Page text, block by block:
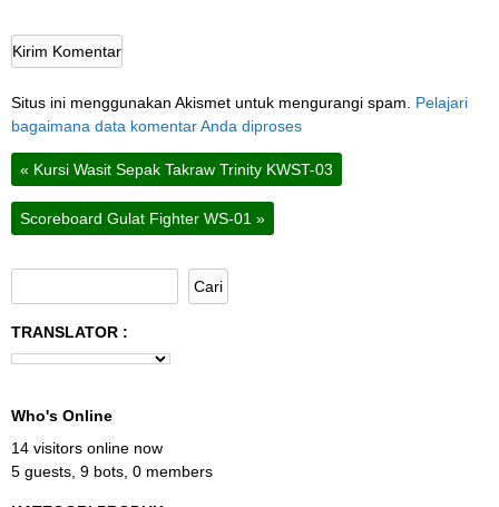
Situs ini menggunakan Akismet untuk mengurangi spam. Pelajari
bagaimana data komentar Anda diproses
« Kursi Wasit Sepak Takraw Trinity KWST-03
Scoreboard Gulat Fighter WS-01 »
TRANSLATOR :
Who's Online
14 visitors online now
5 guests, 9 bots, 0 members